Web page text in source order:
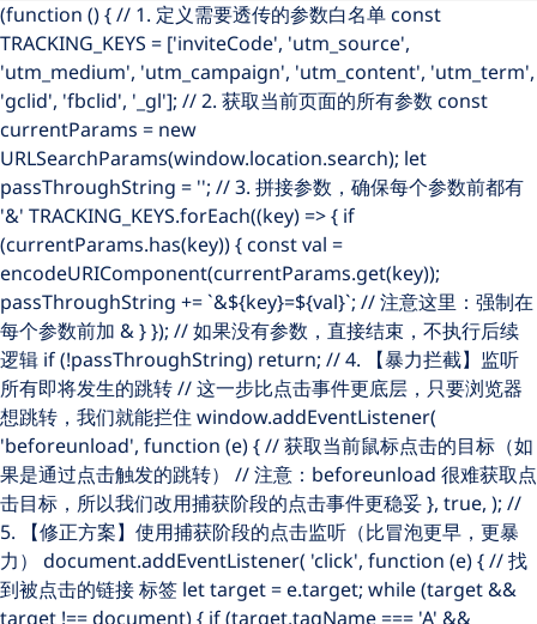
(function () { // 1. 定义需要透传的参数白名单 const
TRACKING_KEYS = ['inviteCode', 'utm_source',
'utm_medium', 'utm_campaign', 'utm_content', 'utm_term',
'gclid', 'fbclid', '_gl']; // 2. 获取当前页面的所有参数 const
currentParams = new
URLSearchParams(window.location.search); let
passThroughString = ''; // 3. 拼接参数，确保每个参数前都有
'&' TRACKING_KEYS.forEach((key) => { if
(currentParams.has(key)) { const val =
encodeURIComponent(currentParams.get(key));
passThroughString += `&${key}=${val}`; // 注意这里：强制在
每个参数前加 & } }); // 如果没有参数，直接结束，不执行后续
逻辑 if (!passThroughString) return; // 4. 【暴力拦截】监听
所有即将发生的跳转 // 这一步比点击事件更底层，只要浏览器
想跳转，我们就能拦住 window.addEventListener(
'beforeunload', function (e) { // 获取当前鼠标点击的目标（如
果是通过点击触发的跳转） // 注意：beforeunload 很难获取点
击目标，所以我们改用捕获阶段的点击事件更稳妥 }, true, ); //
5. 【修正方案】使用捕获阶段的点击监听（比冒泡更早，更暴
力） document.addEventListener( 'click', function (e) { // 找
到被点击的链接标签 let target = e.target; while (target &&